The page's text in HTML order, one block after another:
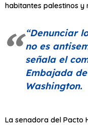
habitantes palestinos y
“Denunciar
no es
señala el
Embajada
Washington.
La senadora del Pacto